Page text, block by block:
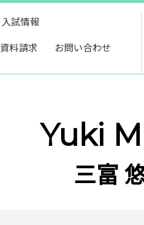
入試情報
資料請求 お問い合わせ
Yuki
三富